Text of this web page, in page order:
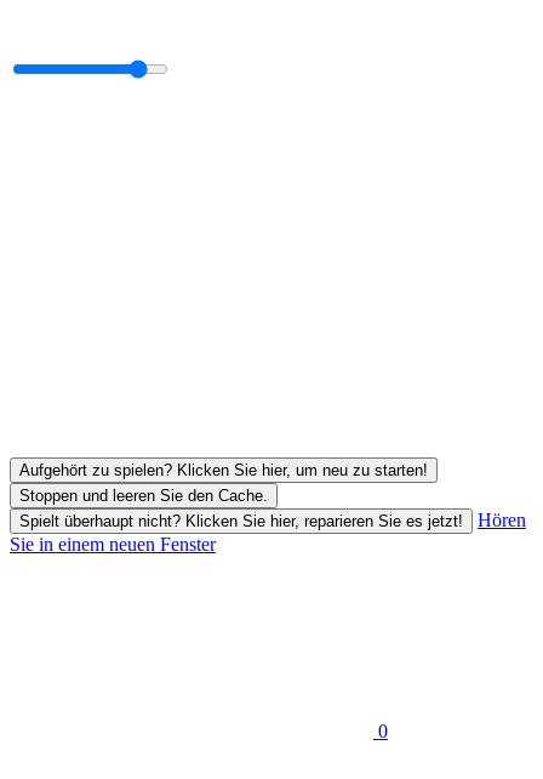
Aufgehört zu spielen? Klicken Sie hier, um neu zu starten!
Stoppen und leeren Sie den Cache.
Spielt überhaupt nicht? Klicken Sie hier, reparieren Sie es jetzt!
Hören
Sie in einem neuen Fenster
0